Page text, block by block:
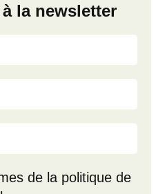
la newsletter
de la politique de